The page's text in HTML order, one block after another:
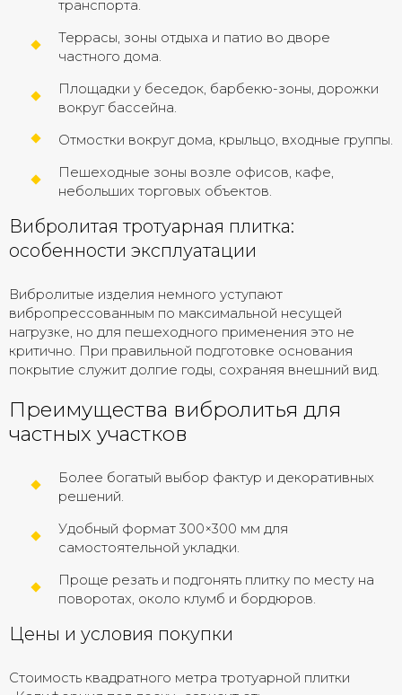
транспорта.
Террасы, зоны отдыха и патио во дворе
частного дома.
Площадки у беседок, барбекю-зоны, дорожки
вокруг бассейна.
Отмостки вокруг дома, крыльцо, входные группы.
Пешеходные зоны возле офисов, кафе,
небольших торговых объектов.
Вибролитая тротуарная плитка:
особенности эксплуатации
Вибролитые изделия немного уступают
вибропрессованным по максимальной несущей
нагрузке, но для пешеходного применения это не
критично. При правильной подготовке основания
покрытие служит долгие годы, сохраняя внешний вид.
Преимущества вибролитья для
частных участков
Более богатый выбор фактур и декоративных
решений.
Удобный формат 300×300 мм для
самостоятельной укладки.
Проще резать и подгонять плитку по месту на
поворотах, около клумб и бордюров.
Цены и условия покупки
Стоимость квадратного метра тротуарной плитки